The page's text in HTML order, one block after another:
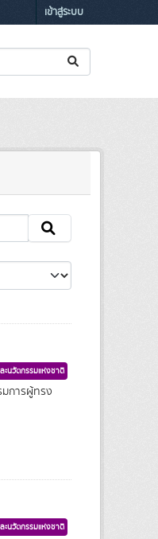
เข้าสู่ระบบ
ะนวัตกรรมแห่งชาติ
การผู้ทรง
ะนวัตกรรมแห่งชาติ